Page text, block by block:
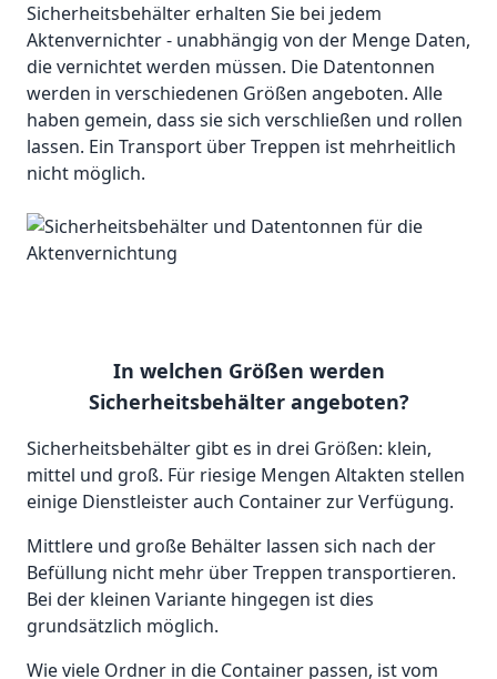
Sicherheitsbehälter erhalten Sie bei jedem
Aktenvernichter - unabhängig von der Menge Daten,
die vernichtet werden müssen. Die Datentonnen
werden in verschiedenen Größen angeboten. Alle
haben gemein, dass sie sich verschließen und rollen
lassen. Ein Transport über Treppen ist mehrheitlich
nicht möglich.
In welchen Größen werden
Sicherheitsbehälter angeboten?
Sicherheitsbehälter gibt es in drei Größen: klein,
mittel und groß. Für riesige Mengen Altakten stellen
einige Dienstleister auch Container zur Verfügung.
Mittlere und große Behälter lassen sich nach der
Befüllung nicht mehr über Treppen transportieren.
Bei der kleinen Variante hingegen ist dies
grundsätzlich möglich.
Wie viele Ordner in die Container passen, ist vom